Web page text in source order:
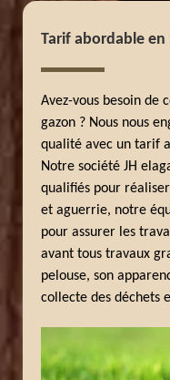
Tarif abordable en
Avez-vous besoin de
gazon ? Nous nous
qualité avec un tarif
Notre société JH
qualifiés pour
et aguerrie, notre
pour assurer les
avant tous travaux
pelouse, son
collecte des déchets